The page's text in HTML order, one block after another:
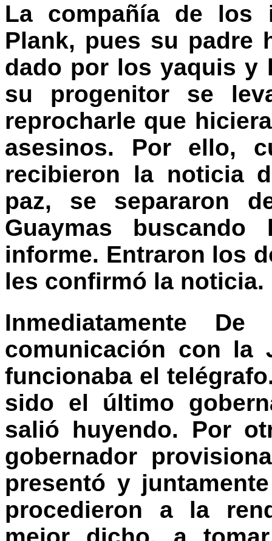
La compañía de los
Plank, pues su padre
dado por los yaquis y
su progenitor se
reprocharle que
asesinos. Por ello,
recibieron la noticia
paz, se separaron
Guaymas
informe. Entraron los
les confirmó la noticia.
Inmediatamente
comunicación con la
funcionaba el
sido el último
salió huyendo. Por
gobernador
presentó y
procedieron a la